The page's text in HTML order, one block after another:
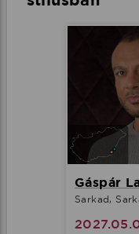
Gáspár
Sarkad,